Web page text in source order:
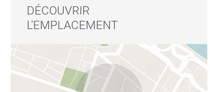
DÉCOUVRIR
L'EMPLACEMENT